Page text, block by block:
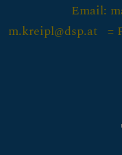
Email:
m.kreipl@dsp.at =